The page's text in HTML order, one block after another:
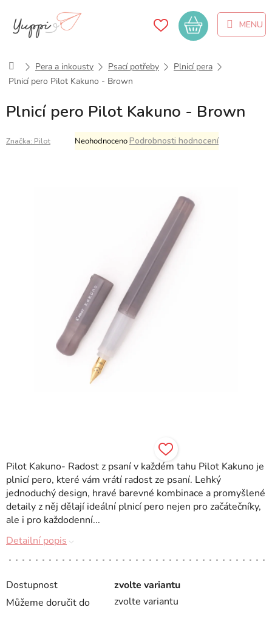
obsah
Nákupní
košík
DomůPera a inkousty Psací potřeby
Plnicí pera
Plnicí pero Pilot Kakuno - Brown
Plnicí pero Pilot Kakuno - Brown
Průměrné
hodnocení
NeohodnocenoPodrobnosti hodnocení
Značka: Pilot
Dostupnost
zvolte variantu
Můžeme doručit do
zvolte variantu
Pilot Kakuno- Radost z psaní v každém tahu Pilot Kakuno je
plnicí pero, které vám vrátí radost ze psaní. Lehký
jednoduchý design, hravé barevné kombinace a promyšlené
detaily z něj dělají ideální plnicí pero nejen pro začátečníky,
ale i pro každodenní...
Detailní popis